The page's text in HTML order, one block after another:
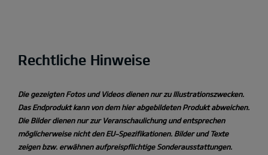
Rechtliche Hinweise
Die gezeigten Fotos und Videos dienen nur zu Illustrationszwecken.
Das Endprodukt kann von dem hier abgebildeten Produkt abweichen.
Die Bilder dienen nur zur Veranschaulichung und entsprechen
möglicherweise nicht den EU-Spezifikationen. Bilder und Texte
zeigen bzw. erwähnen aufpreispflichtige Sonderausstattungen.